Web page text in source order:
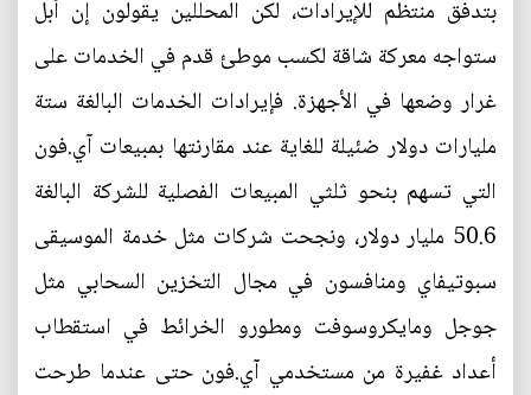
بتدفق منتظم للإيرادات، لكن المحللين يقولون إن أبل
ستواجه معركة شاقة لكسب موطئ قدم في الخدمات على
غرار وضعها في الأجهزة. فإيرادات الخدمات البالغة ستة
مليارات دولار ضئيلة للغاية عند مقارنتها بمبيعات آي.فون
التي تسهم بنحو ثلثي المبيعات الفصلية للشركة البالغة
50.6 مليار دولار، ونجحت شركات مثل خدمة الموسيقى
سبوتيفاي ومنافسون في مجال التخزين السحابي مثل
جوجل ومايكروسوفت ومطورو الخرائط في استقطاب
أعداد غفيرة من مستخدمي آي.فون حتى عندما طرحت